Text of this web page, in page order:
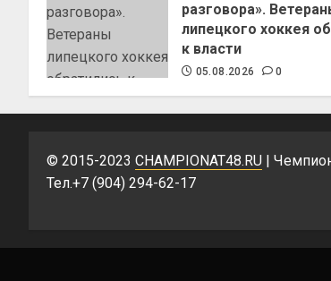
разговора».
липецкого хоккея
к власти
05.08.2026 0
© 2015-2023 CHAMPIONAT48.RU |
Тел.+7 (904) 294-62-17